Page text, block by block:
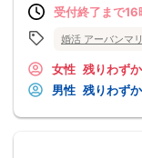
受付終了まで16
婚活 アーバンマ
女性 残りわずか
男性 残りわずか